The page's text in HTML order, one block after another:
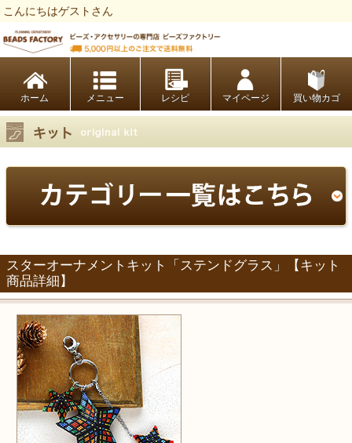
こんにちはゲストさん
ホーム レシピ マイページ 買い物カゴ
スターオーナメントキット「ステンドグラス」【キット
商品詳細】